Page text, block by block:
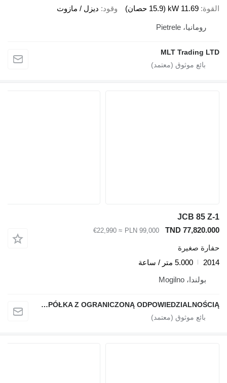
11.69 kW (15.9 حصان) وقود ديزل / مازوت
رومانيا، Pietrele
MLT Trading
JCB 85 Z-
TND
PLN 99,000
≈ €22,990
صغيرة
5.000 متر / ساعة
بولندا، Mogilno
POLBUD POLAK SPÓŁKA Z OGRANICZONĄ ODPOWIEDZIALNOŚCIĄ